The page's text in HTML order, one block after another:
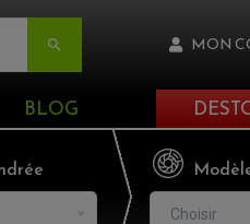
 MON
Il n'y a
BLOG
Choisir